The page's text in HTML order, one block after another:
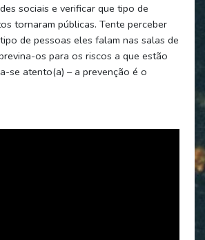
sociais e verificar que tipo de
tornaram públicas. Tente perceber
de pessoas eles falam nas salas de
os para os riscos a que estão
se atento(a) – a prevenção é o